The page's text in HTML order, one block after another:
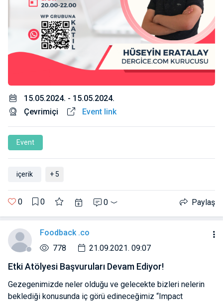
15.05.2024. - 15.05.2024.
Çevrimiçi
Event link
Event
içerik + 5
0 0 0 Paylaş
Foodback .co
778
21.09.2021. 09:07
Etki Atölyesi Başvuruları Devam Ediyor!
Gezegenimizde neler olduğu ve gelecekte bizleri nelerin
beklediği konusunda iç görü edineceğimiz “Impact